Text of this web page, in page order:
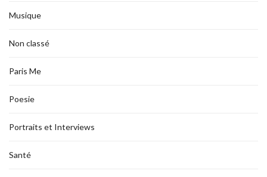
Musique
Non classé
Paris Me
Poesie
Portraits et Interviews
Santé